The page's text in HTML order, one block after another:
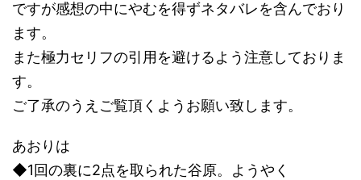
ですが感想の中にやむを得ずネタバレを含んでおり
ます。
また極力セリフの引用を避けるよう注意しておりま
す。
ご了承のうえご覧頂くようお願い致します。
あおりは
◆1回の裏に2点を取られた谷原。ようやく